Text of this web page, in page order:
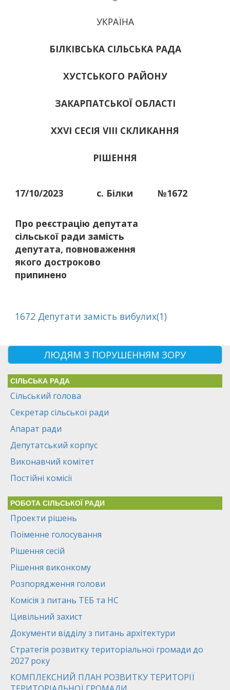
УКРАЇНА
БІЛКІВСЬКА СІЛЬСЬКА РАДА
ХУСТСЬКОГО РАЙОНУ
ЗАКАРПАТСЬКОЇ ОБЛАСТІ
XXVI СЕСІЯ VIII СКЛИКАННЯ
РІШЕННЯ
17/10/2023 с. Білки №1672
Про реєстрацію депутата
сільської ради замість
депутата, повноваження
якого достроково
припинено
1672 Депутати замість вибулих(1)
ЛЮДЯМ З ПОРУШЕННЯМ ЗОРУ
СІЛЬСЬКА РАДА
Сільський голова
Секретар сільської ради
Апарат ради
Депутатський корпус
Виконавчий комітет
Постійні комісії
РОБОТА СІЛЬСЬКОЇ РАДИ
Проекти рішень
Поіменне голосування
Рішення сесій
Рішення виконкому
Розпорядження голови
Комісія з питань ТЕБ та НС
Цивільний захист
Документи відділу з питань архітектури
Стратегія розвитку територіальної громади до
2027 року
КОМПЛЕКСНИЙ ПЛАН РОЗВИТКУ ТЕРИТОРІЇ